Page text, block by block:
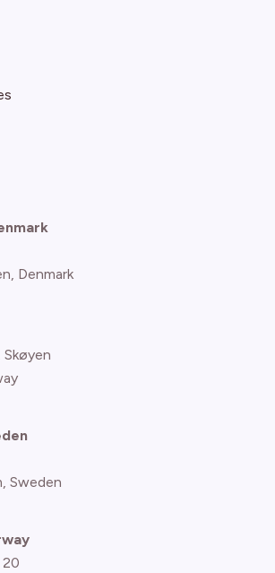
, Denmark
Skøyen
Sweden
20